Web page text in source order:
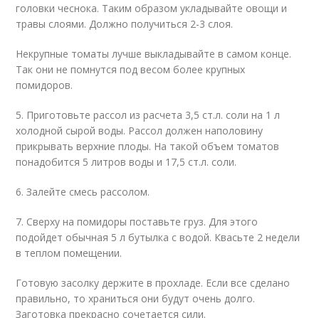
головки чеснока. Таким образом укладывайте овощи и
травы слоями. Должно получиться 2-3 слоя.
Некрупные томаты лучше выкладывайте в самом конце.
Так они не помнутся под весом более крупных
помидоров.
5. Приготовьте рассол из расчета 3,5 ст.л. соли на 1 л
холодной сырой воды. Рассол должен наполовину
прикрывать верхние плоды. На такой объем томатов
понадобится 5 литров воды и 17,5 ст.л. соли.
6. Залейте смесь рассолом.
7. Сверху на помидоры поставьте груз. Для этого
подойдет обычная 5 л бутылка с водой. Квасьте 2 недели
в теплом помещении.
Готовую засолку держите в прохладе. Если все сделано
правильно, то храниться они будут очень долго.
Заготовка прекрасно сочетается сили.